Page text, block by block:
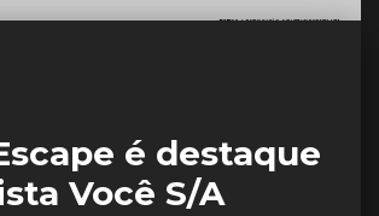
é destaque
Você S/A